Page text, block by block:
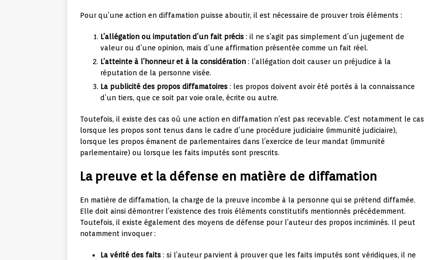
Pour qu’une action en diffamation puisse aboutir, il est nécessaire de prouver trois éléments :
L’allégation ou imputation d’un fait précis : il ne s’agit pas simplement d’un jugement de
valeur ou d’une opinion, mais d’une affirmation présentée comme un fait réel.
L’atteinte à l’honneur et à la considération : l’allégation doit causer un préjudice à la
réputation de la personne visée.
La publicité des propos diffamatoires : les propos doivent avoir été portés à la connaissance
d’un tiers, que ce soit par voie orale, écrite ou autre.
Toutefois, il existe des cas où une action en diffamation n’est pas recevable. C’est notamment le cas
lorsque les propos sont tenus dans le cadre d’une procédure judiciaire (immunité judiciaire),
lorsque les propos émanent de parlementaires dans l’exercice de leur mandat (immunité
parlementaire) ou lorsque les faits imputés sont prescrits.
La preuve et la défense en matière de diffamation
En matière de diffamation, la charge de la preuve incombe à la personne qui se prétend diffamée.
Elle doit ainsi démontrer l’existence des trois éléments constitutifs mentionnés précédemment.
Toutefois, il existe également des moyens de défense pour l’auteur des propos incriminés. Il peut
notamment invoquer :
La vérité des faits : si l’auteur parvient à prouver que les faits imputés sont véridiques, il ne